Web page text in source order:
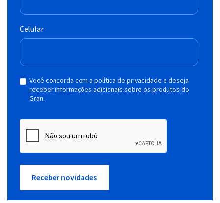
Celular
Você concorda com a política de privacidade e deseja
receber informações adicionais sobre os produtos do
Gran.
Receber novidades